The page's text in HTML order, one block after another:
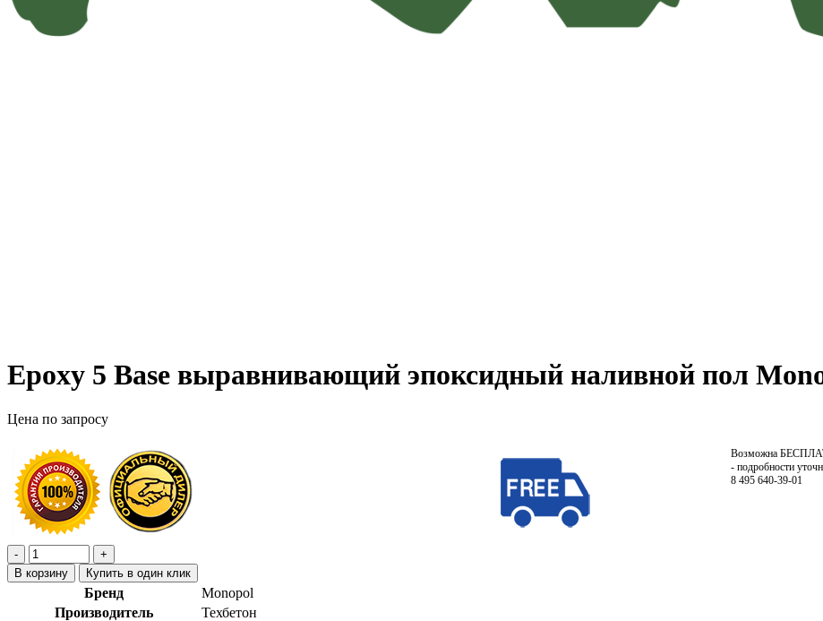
Epoxy 5 Base выравнивающий эпоксидный наливной пол
Цена по запросу
Возможна
- подробности
8 495 640-39-01
В корзину Купить в один клик
Бренд
Monopol
Производитель
Техбетон